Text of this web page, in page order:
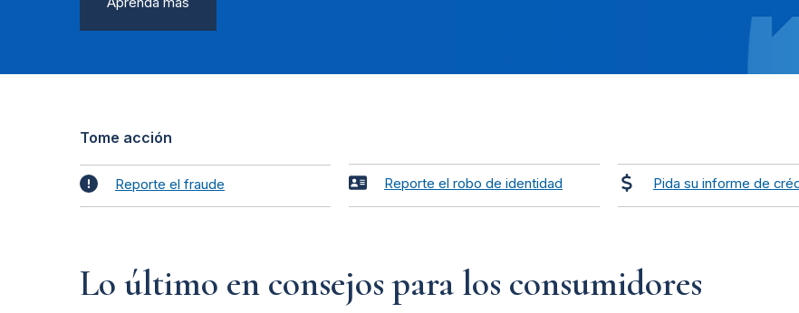
Tome acción
Reporte el fraude Reporte el robo de identidad Pida su informe de
Lo último en consejos para los consumidores